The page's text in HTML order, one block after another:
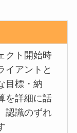
クト開始時
イアントと
目標・納
を詳細に話
認識のずれ